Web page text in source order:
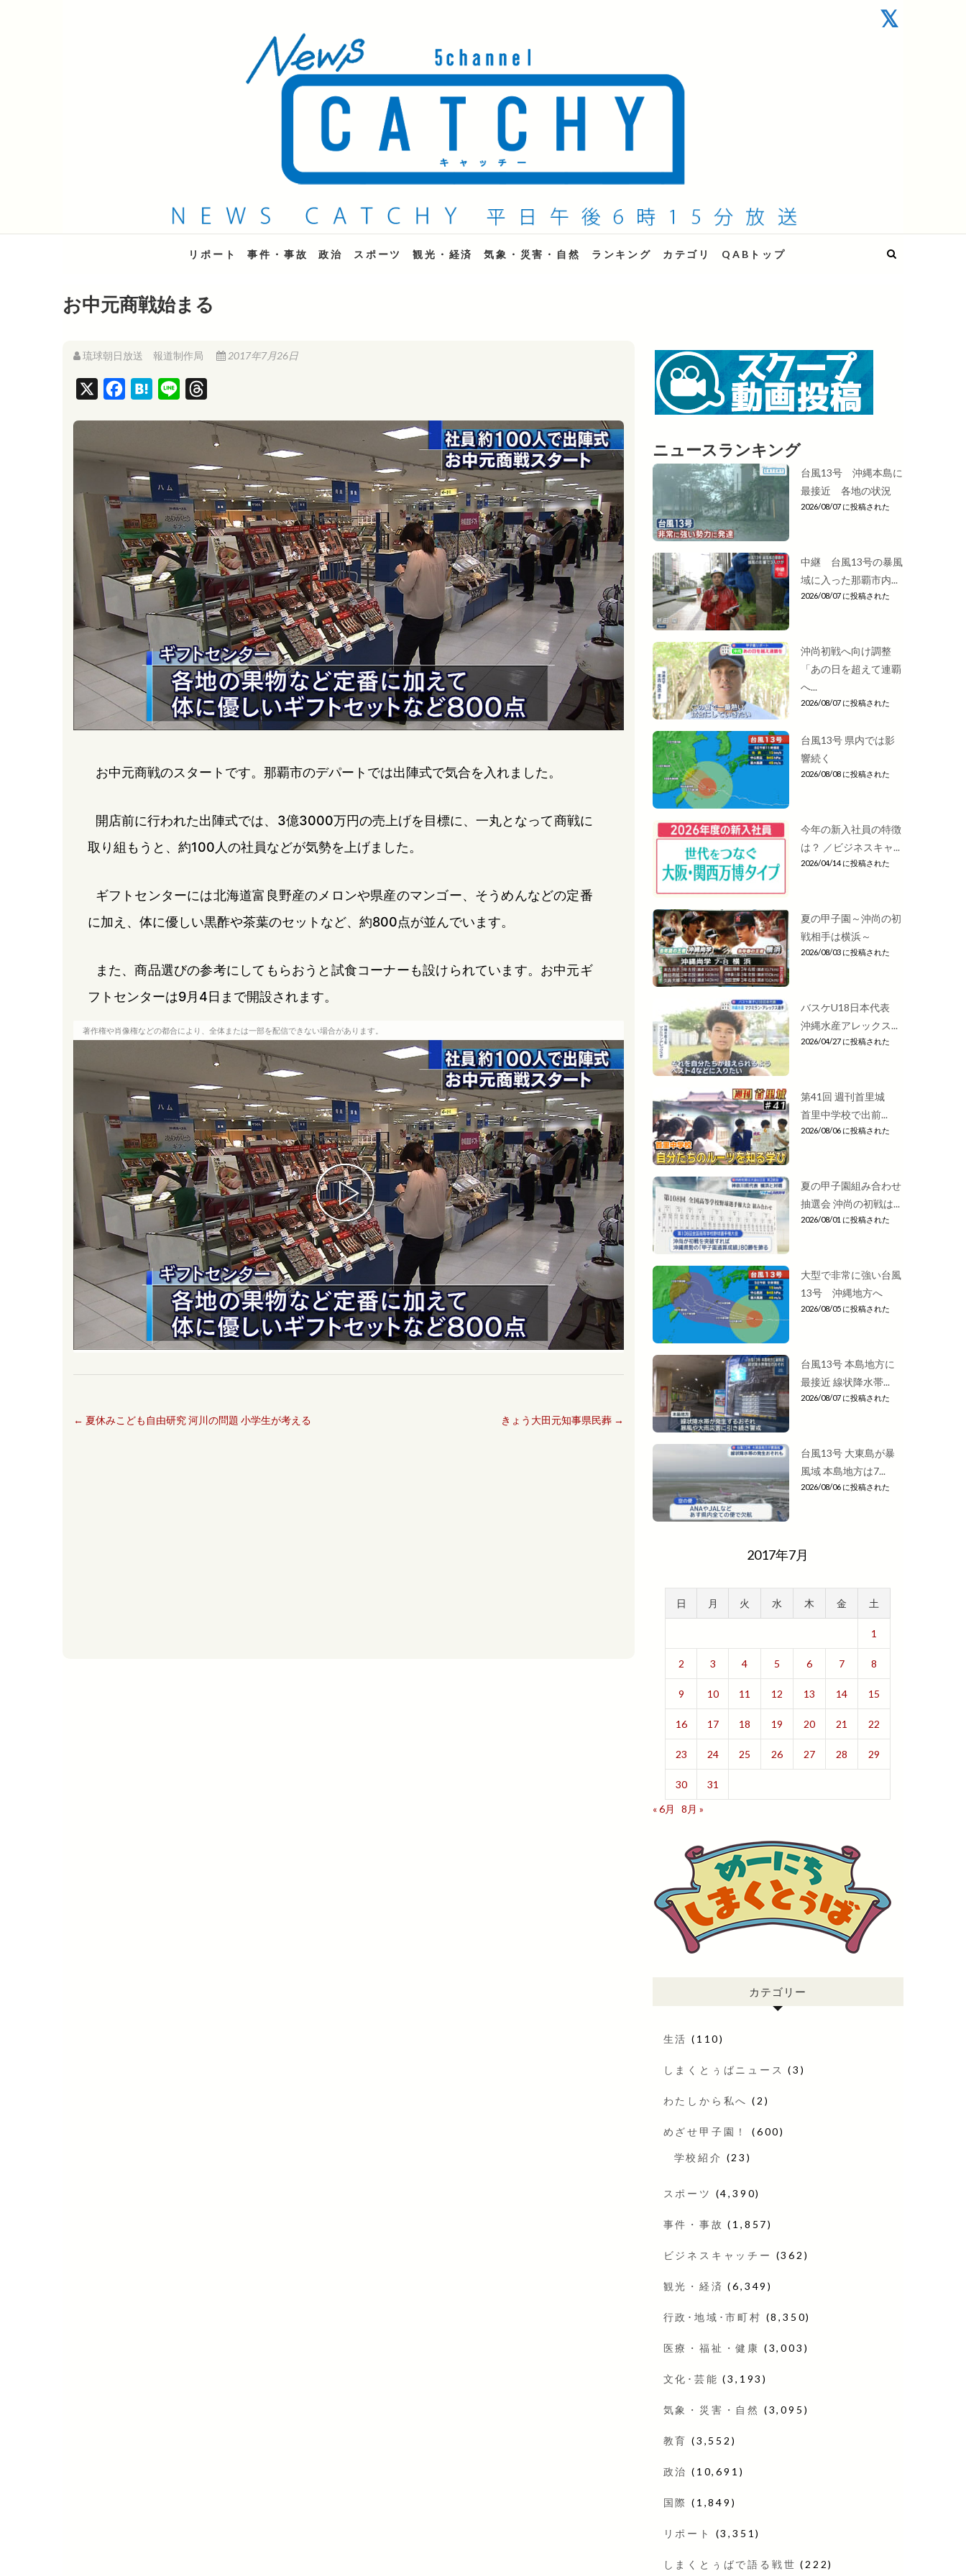
QAB NEWS Headline
キャッチー 月曜〜金曜 午後6時15分放送
リポート 事件・事故 政治 スポーツ 観光・経済 気象・災害・自然 ランキング カテゴリ QABトップ
お中元商戦始まる
琉球朝日放送 報道制作局 2017年7月26日
e
b
o
o
k
H
n
a
d
s
お中元商戦のスタートです。那覇市のデパートでは出陣式で気合を入れました。
開店前に行われた出陣式では、3億3000万円の売上げを目標に、一丸となって商戦に
取り組もうと、約100人の社員などが気勢を上げました。
ギフトセンターには北海道富良野産のメロンや県産のマンゴー、そうめんなどの定番
に加え、体に優しい黒酢や茶葉のセットなど、約800点が並んでいます。
また、商品選びの参考にしてもらおうと試食コーナーも設けられています。お中元ギ
フトセンターは9月4日まで開設されます。
著作権や肖像権などの都合により、全体または一部を配信できない場合があります。
← 夏休みこども自由研究 河川の問題 小学生が考える きょう大田元知事県民葬 →
ニュースランキング
台風13号 沖縄本島に
最接近 各地の状況
2026/08/07 に投稿された
中継 台風13号の暴風
域に入った那覇市内...
2026/08/07 に投稿された
沖尚初戦へ向け調整
「あの日を超えて連覇
へ...
2026/08/07 に投稿された
台風13号 県内では影
響続く
2026/08/08 に投稿された
今年の新入社員の特徴
は？ ／ビジネスキャ...
2026/04/14 に投稿された
夏の甲子園～沖尚の初
戦相手は横浜～
2026/08/03 に投稿された
バスケU18日本代表
沖縄水産アレックス...
2026/04/27 に投稿された
第41回 週刊首里城
首里中学校で出前...
2026/08/06 に投稿された
夏の甲子園組み合わせ
抽選会 沖尚の初戦は...
2026/08/01 に投稿された
大型で非常に強い台風
13号 沖縄地方へ
2026/08/05 に投稿された
台風13号 本島地方に
最接近 線状降水帯...
2026/08/07 に投稿された
台風13号 大東島が暴
風域 本島地方は7...
2026/08/06 に投稿された
2017年7月
日 月 火 水 木 金 土
1
2 3 4 5 6 7 8
9 10 11 12 13 14 15
16 17 18 19 20 21 22
23 24 25 26 27 28 29
30
31
« 6月
8月 »
カテゴリー
生活 (110)
しまくとぅばニュース (3)
わたしから私へ (2)
めざせ甲子園！ (600)
学校紹介 (23)
スポーツ (4,390)
事件・事故 (1,857)
ビジネスキャッチー (362)
観光・経済 (6,349)
行政･地域･市町村 (8,350)
医療・福祉・健康 (3,003)
文化･芸能 (3,193)
気象・災害・自然 (3,095)
教育 (3,552)
政治 (10,691)
国際 (1,849)
リポート (3,351)
しまくとぅばで語る戦世 (222)